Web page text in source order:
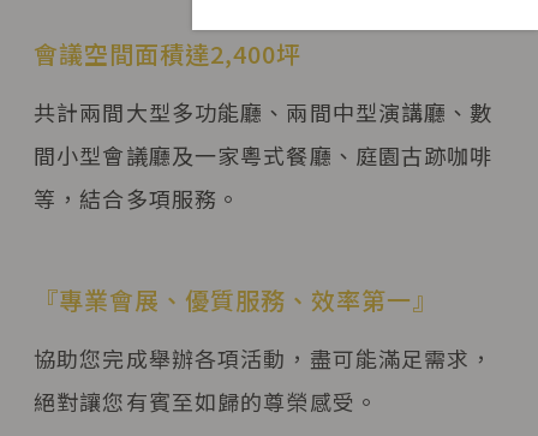
會議空間面積達2,400坪
共計兩間大型多功能廳、兩間中型演講廳、數
間小型會議廳及一家粵式餐廳、庭園古跡咖啡
等，結合多項服務。
『專業會展、優質服務、效率第一』
協助您完成舉辦各項活動，盡可能滿足需求，
絕對讓您有賓至如歸的尊榮感受。